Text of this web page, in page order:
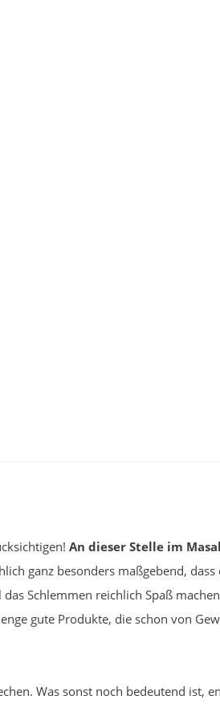
An dieser Stelle im
ganz besonders maßgebend,
Schlemmen reichlich Spaß
gute Produkte, die schon von
Was sonst noch bedeutend ist,